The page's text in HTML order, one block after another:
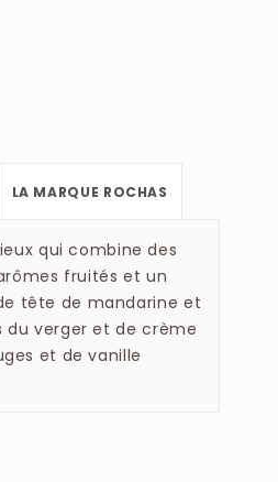
LA MARQUE ROCHAS
qui combine des
fruités et un
tête de mandarine et
verger et de crème
et de vanille